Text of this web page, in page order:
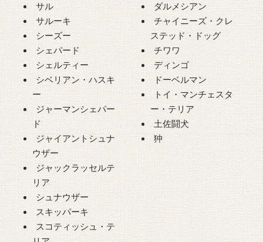
サル
サルーキ
シーズー
シェパード
シェルティー
シベリアン・ハスキ
ー
ジャーマンシェパー
ド
ジャイアントシュナ
ウザー
ジャックラッセルテ
リア
シュナウザー
スキッパーキ
スコティッシュ・テ
ダルメシアン
チャイニーズ・クレ
ステッド・ドッグ
チワワ
ディンゴ
ドーベルマン
トイ・マンチェスタ
ー・テリア
土佐闘犬
狆